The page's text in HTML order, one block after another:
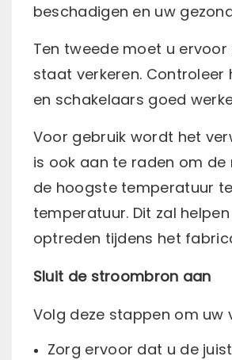
beschadigen en uw
Ten tweede moet u
staat verkeren.
en schakelaars goed
Voor gebruik wordt het
is ook aan te raden om
de hoogste temperatuur
temperatuur. Dit zal
optreden tijdens het
Sluit de stroombron aan
Volg deze stappen om uw
Zorg ervoor dat u de